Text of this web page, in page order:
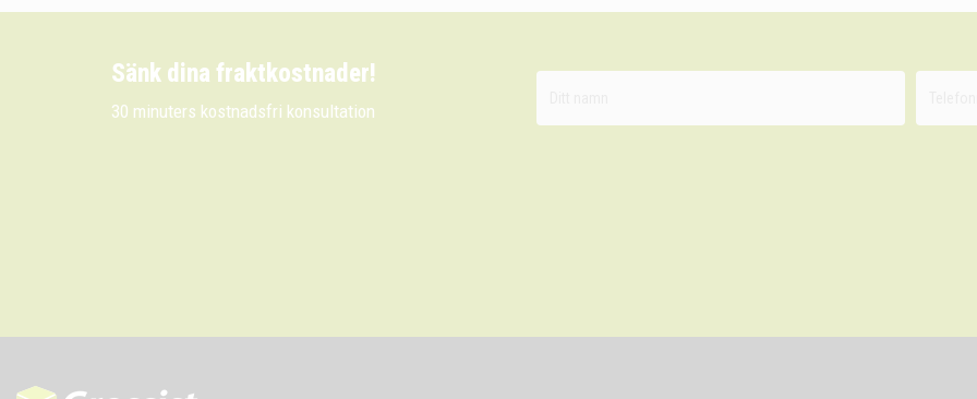
Sänk dina fraktkostnader!
30 minuters kostnadsfri konsultation